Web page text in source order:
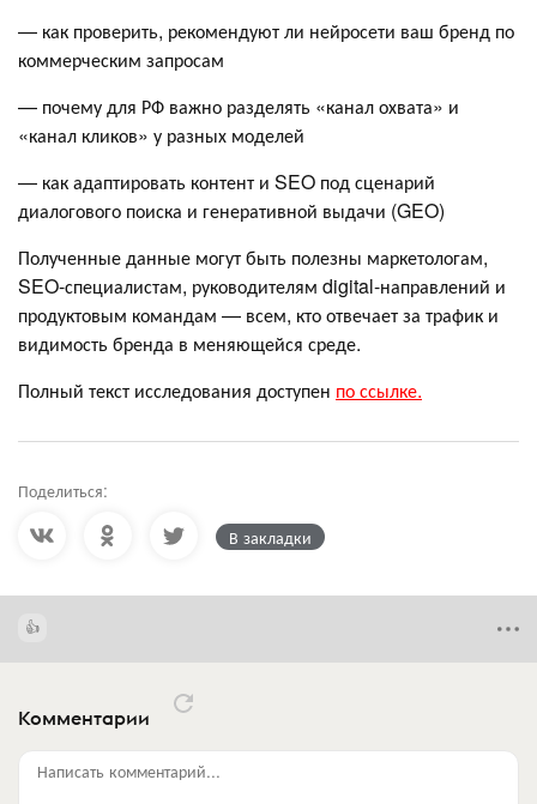
— как проверить, рекомендуют ли нейросети ваш бренд по
коммерческим запросам
— почему для РФ важно разделять «канал охвата» и
«канал кликов» у разных моделей
— как адаптировать контент и SEO под сценарий
диалогового поиска и генеративной выдачи (GEO)
Полученные данные могут быть полезны маркетологам,
SEO-специалистам, руководителям digital-направлений и
продуктовым командам — всем, кто отвечает за трафик и
видимость бренда в меняющейся среде.
Полный текст исследования доступен по ссылке.
Поделиться:
В закладки
Комментарии
Написать комментарий...